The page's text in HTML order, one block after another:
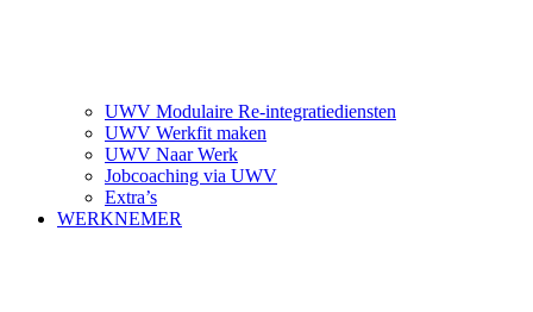
UWV Modulaire Re-integratiediensten
UWV Werkfit maken
UWV Naar Werk
Jobcoaching via UWV
Extra’s
WERKNEMER